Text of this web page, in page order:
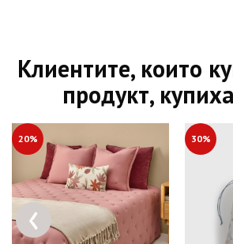
Клиентите, които
продукт,
20% 30%
‹